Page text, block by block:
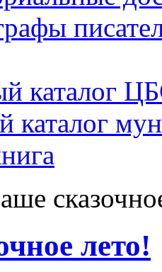
каталог
каталог
лето!